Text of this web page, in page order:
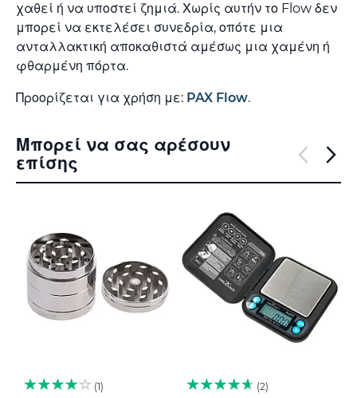
χαθεί ή να υποστεί ζημιά. Χωρίς αυτήν το Flow δεν
μπορεί να εκτελέσει συνεδρία, οπότε μια
ανταλλακτική αποκαθιστά αμέσως μια χαμένη ή
φθαρμένη πόρτα.
Προορίζεται για χρήση με: PAX Flow.
Μπορεί να σας αρέσουν
επίσης
1 2